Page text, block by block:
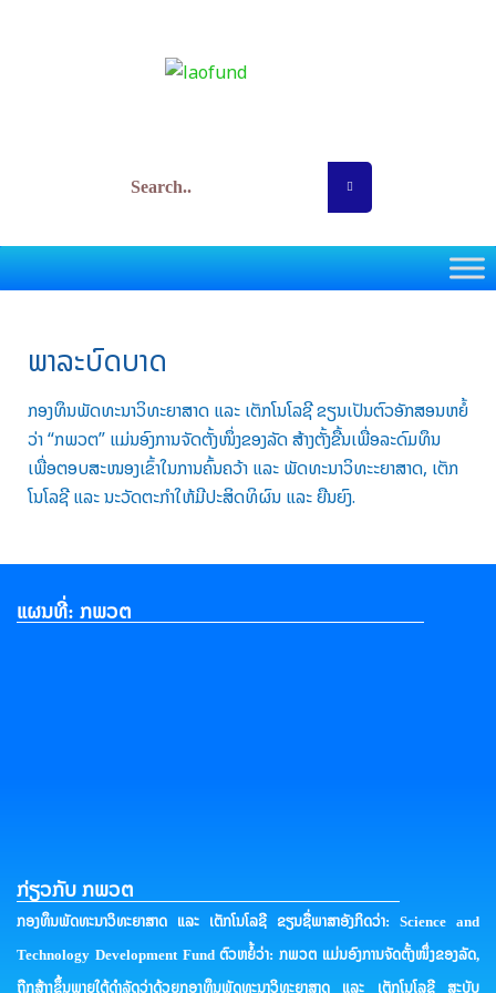
ພາລະບົດບາດ
ກອງທຶນພັດທະນາວິທະຍາສາດ ແລະ ເຕັກໂນໂລຊີ ຂຽນເປັນຕົວອັກສອນຫຍໍ້
ວ່າ “ກພວຕ” ແມ່ນອົງການຈັດຕັ້ງໜຶ່ງຂອງລັດ ສ້າງຕັ້ງຂື້ນເພື່ອລະດົມທຶນ
ເພື່ອຕອບສະໜອງເຂົ້າໃນການຄົ້ນຄວ້າ ແລະ ພັດທະນາວິທະະຍາສາດ, ເຕັກ
ໂນໂລຊີ ແລະ ນະວັດຕະກຳໃຫ້ມີປະສິດທິຜົນ ແລະ ຍືນຍົງ.
ແຜນທີ່: ກພວຕ
ກ່ຽວກັບ ກພວຕ
ກອງທຶນພັດທະນາວິທະຍາສາດ ແລະ ເຕັກໂນໂລຊີ ຂຽນຊື່ພາສາອັງກິດວ່າ: Science and
Technology Development Fund ຕົວຫຍໍ້ວ່າ: ກພວຕ ແມ່ນອົງການຈັດຕັ້ງໜຶ່ງຂອງລັດ,
ຖືກສ້າງຂຶ້ນພາຍໃຕ້ດໍາລັດວ່າດ້ວຍກອງທຶນພັດທະນາວິທະຍາສາດ ແລະ ເຕັກໂນໂລຊີ ສະບັບ